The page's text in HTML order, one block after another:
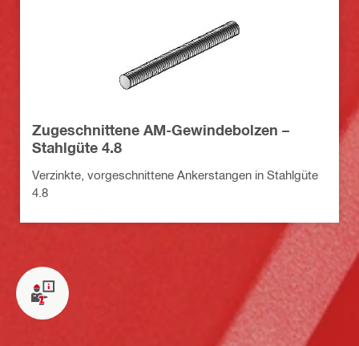
Zugeschnittene AM-Gewindebolzen –
Stahlgüte 4.8
Verzinkte, vorgeschnittene Ankerstangen in Stahlgüte
4.8